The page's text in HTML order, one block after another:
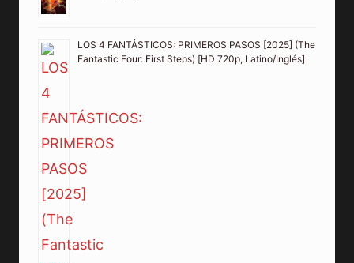
LOS 4 FANTÁSTICOS: PRIMEROS PASOS [2025] (The
Fantastic Four: First Steps) [HD 720p, Latino/Inglés]